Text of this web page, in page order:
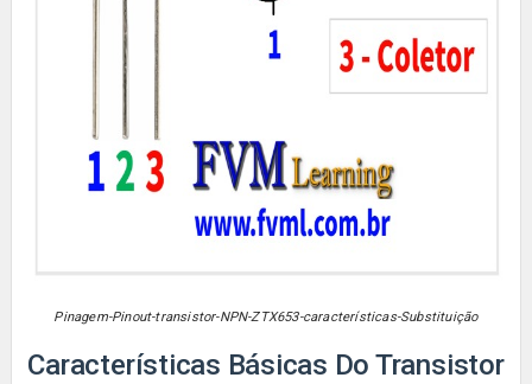
Pinagem-Pinout-transistor-NPN-ZTX653-características-Substituição
Características Básicas Do Transistor